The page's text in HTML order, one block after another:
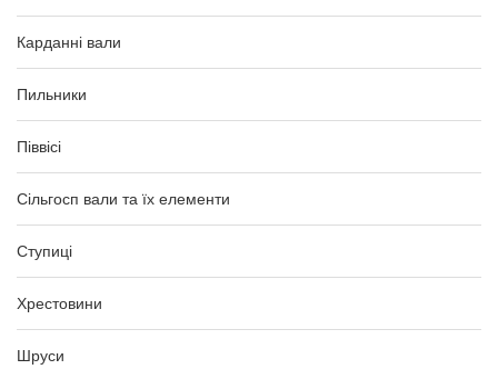
Карданні вали
Пильники
Піввісі
Сільгосп вали та їх елементи
Ступиці
Хрестовини
Шруси